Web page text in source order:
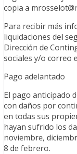
copia a
Para recibir más
liquidaciones del
Dirección de
sociales y/o correo
Pago adelantado
El pago anticipado
con daños por
en todas sus
hayan sufrido los
noviembre,
8 de febrero.